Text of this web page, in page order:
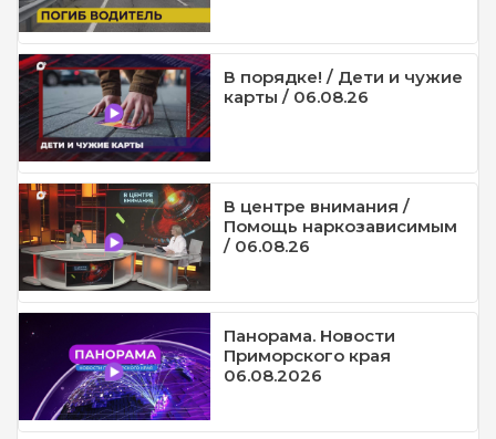
В порядке! / Дети и чужие
карты / 06.08.26
В центре внимания /
Помощь наркозависимым
/ 06.08.26
Панорама. Новости
Приморского края
06.08.2026